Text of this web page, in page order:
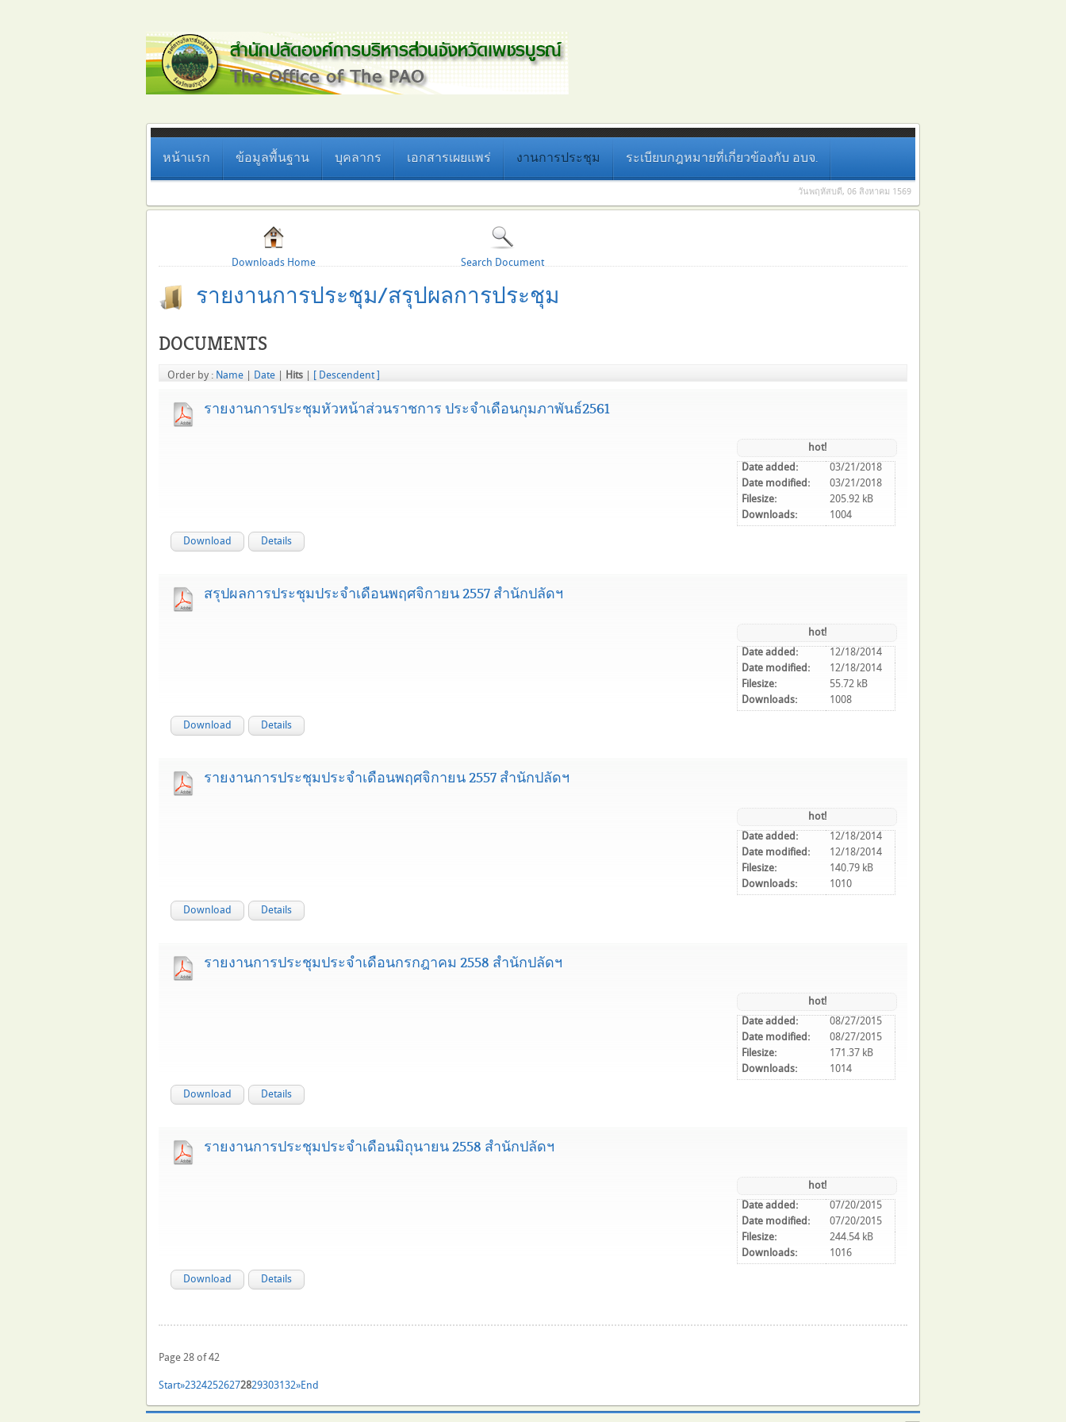
หน้าแรก ข้อมูลพื้นฐาน บุคลากร เอกสารเผยแพร่ งานการประชุม ระเบียบกฎหมายที่เกี่ยวข้องกับ อบจ.
วันพฤหัสบดี, 06 สิงหาคม 1569
Downloads Home Search Document
รายงานการประชุม/สรุปผลการประชุม
DOCUMENTS
Order by : Name Date Hits [ Descendent ]
รายงานการประชุมหัวหน้าส่วนราชการ ประจำเดือนกุมภาพันธ์2561
hot!
Date added:
03/21/2018
Date modified:
03/21/2018
Filesize:
205.92 kB
Downloads:
1004
Download Details
สรุปผลการประชุมประจำเดือนพฤศจิกายน 2557 สำนักปลัดฯ
hot!
Date added:
12/18/2014
Date modified:
12/18/2014
Filesize:
55.72 kB
Downloads:
1008
Download Details
รายงานการประชุมประจำเดือนพฤศจิกายน 2557 สำนักปลัดฯ
hot!
Date added:
12/18/2014
Date modified:
12/18/2014
Filesize:
140.79 kB
Downloads:
1010
Download Details
รายงานการประชุมประจำเดือนกรกฎาคม 2558 สำนักปลัดฯ
hot!
Date added:
08/27/2015
Date modified:
08/27/2015
Filesize:
171.37 kB
Downloads:
1014
Download Details
รายงานการประชุมประจำเดือนมิถุนายน 2558 สำนักปลัดฯ
hot!
Date added:
07/20/2015
Date modified:
07/20/2015
Filesize:
244.54 kB
Downloads:
1016
Download Details
Page 28 of 42
Start»232425262728293031 32»End